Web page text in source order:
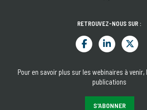
RETROUVEZ-NOUS SUR :
Pour en savoir plus sur les webinaires à
publications
S'ABONNER